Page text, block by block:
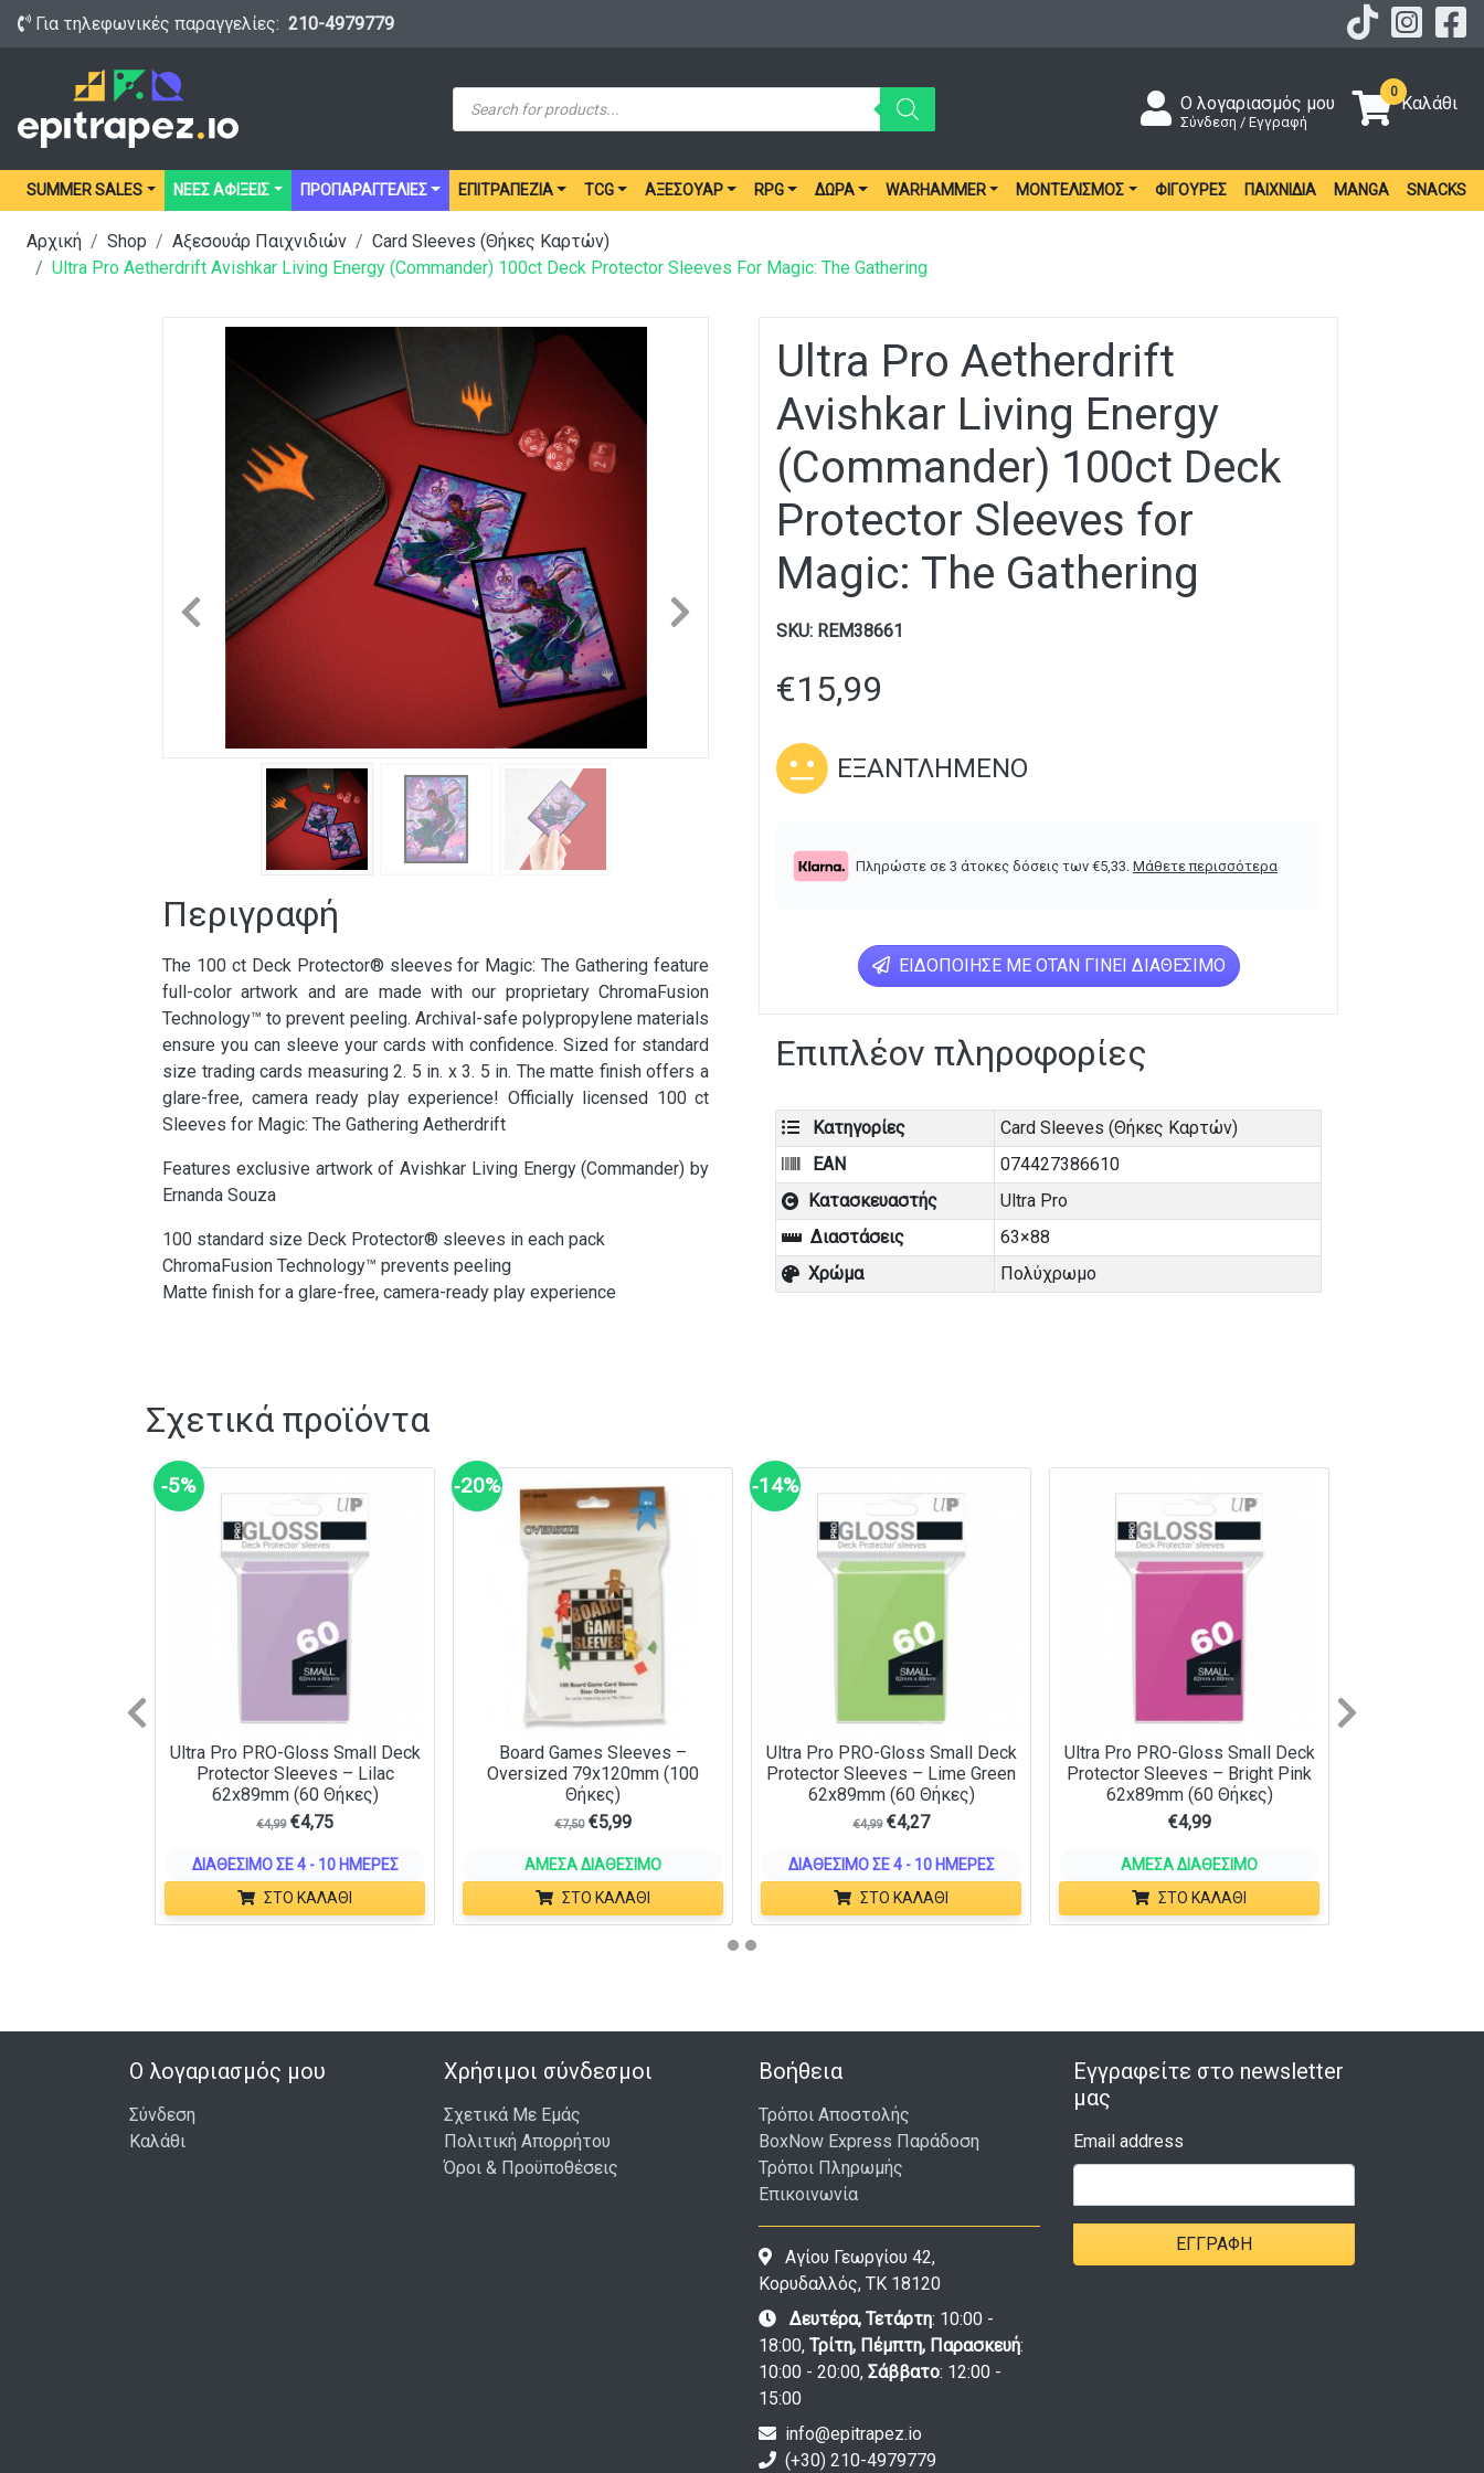
Για τηλεφωνικές παραγγελίες: 210-4979779
Products
search
Ο λογαριασμός μου
Σύνδεση / Εγγραφή
0
Καλάθι
SUMMER SALES ΝΕΕΣ ΑΦΙΞΕΙΣ ΠΡΟΠΑΡΑΓΓΕΛΙΕΣ ΕΠΙΤΡΑΠΈΖΙΑ TCG ΑΞΕΣΟΥΆΡ RPG ΔΏΡΑ WARHAMMER ΜΟΝΤΕΛΙΣΜΌΣ ΦΙΓΟΎΡΕΣ ΠΑΙΧΝΊΔΙΑ MANGA SNACKS
Αρχική Shop Αξεσουάρ Παιχνιδιών
Card Sleeves (Θήκες Καρτών)
Ultra Pro Aetherdrift Avishkar Living Energy (Commander) 100ct Deck Protector Sleeves For Magic: The Gathering
Previous Next
Περιγραφή
The 100 ct Deck Protector® sleeves for Magic: The Gathering feature
full-color artwork and are made with our proprietary ChromaFusion
Technology™ to prevent peeling. Archival-safe polypropylene materials
ensure you can sleeve your cards with confidence. Sized for standard
size trading cards measuring 2. 5 in. x 3. 5 in. The matte finish offers a
glare-free, camera ready play experience! Officially licensed 100 ct
Sleeves for Magic: The Gathering Aetherdrift
Features exclusive artwork of Avishkar Living Energy (Commander) by
Ernanda Souza
100 standard size Deck Protector® sleeves in each pack
ChromaFusion Technology™ prevents peeling
Matte finish for a glare-free, camera-ready play experience
Ultra Pro Aetherdrift
Avishkar Living Energy
(Commander) 100ct Deck
Protector Sleeves for
Magic: The Gathering
SKU: REM38661
€15,99
ΕΞΑΝΤΛΗΜΈΝΟ
Πληρώστε σε 3 άτοκες δόσεις των €5,33 Μάθετε περισσότερα
ΕΙΔΟΠΟΊΗΣΕ ΜΕ ΌΤΑΝ ΓΊΝΕΙ ΔΙΑΘΈΣΙΜΟ
Επιπλέον πληροφορίες
Κατηγορίες
Card Sleeves (Θήκες Καρτών)
EAN
074427386610
Κατασκευαστής
Ultra Pro
Διαστάσεις
63×88
Χρώμα
Πολύχρωμο
Σχετικά προϊόντα
‑5%
Ultra Pro PRO-Gloss Small Deck
Protector Sleeves – Lilac
62x89mm (60 Θήκες)
€4,99 €4,75
ΔΙΑΘΈΣΙΜΟ ΣΕ 4 - 10 ΗΜΈΡΕΣ
ΣΤΟ ΚΑΛΆΘΙ
‑20%
Board Games Sleeves –
Oversized 79x120mm (100
Θήκες)
€7,50 €5,99
ΆΜΕΣΑ ΔΙΑΘΈΣΙΜΟ
ΣΤΟ ΚΑΛΆΘΙ
‑14%
Ultra Pro PRO-Gloss Small Deck
Protector Sleeves – Lime Green
62x89mm (60 Θήκες)
€4,99 €4,27
ΔΙΑΘΈΣΙΜΟ ΣΕ 4 - 10 ΗΜΈΡΕΣ
ΣΤΟ ΚΑΛΆΘΙ
Ultra Pro PRO-Gloss Small Deck
Protector Sleeves – Bright Pink
62x89mm (60 Θήκες)
€4,99
ΆΜΕΣΑ ΔΙΑΘΈΣΙΜΟ
ΣΤΟ ΚΑΛΆΘΙ
Previous Next
Ο λογαριασμός μου
Σύνδεση
Καλάθι
Χρήσιμοι σύνδεσμοι
Σχετικά Με Εμάς
Πολιτική Απορρήτου
Όροι & Προϋποθέσεις
Βοήθεια
Τρόποι Αποστολής
BoxNow Express Παράδοση
Τρόποι Πληρωμής
Επικοινωνία
Αγίου Γεωργίου 42,
Κορυδαλλός, ΤΚ 18120
Δευτέρα, Τετάρτη: 10:00 -
18:00, Τρίτη, Πέμπτη, Παρασκευή:
10:00 - 20:00, Σάββατο: 12:00 -
15:00
info@epitrapez.io
(+30) 210-4979779
Εγγραφείτε στο newsletter
μας
Email address
ΕΓΓΡΑΦΉ